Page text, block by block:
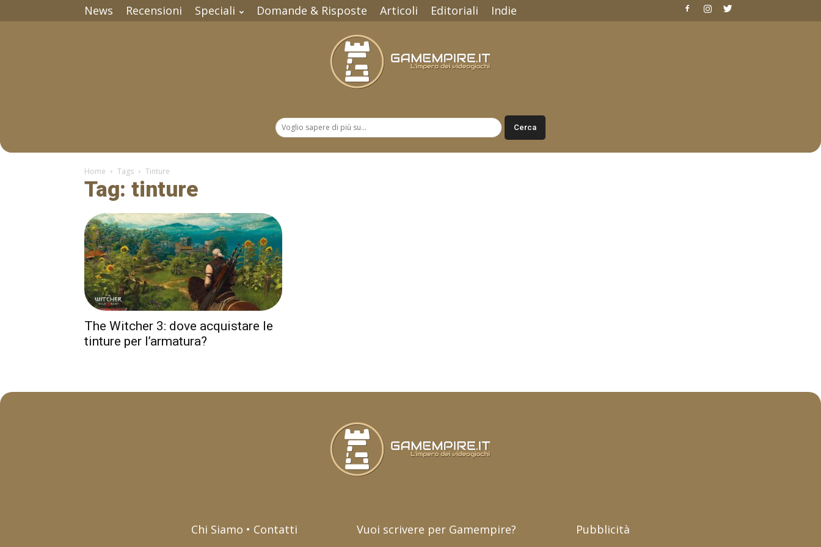
News Recensioni Speciali Domande & Risposte Articoli Editoriali Indie
Home Tags Tinture
Tag: tinture
The Witcher 3: dove acquistare le
tinture per l’armatura?
Chi Siamo • Contatti Vuoi scrivere per Gamempire? Pubblicità